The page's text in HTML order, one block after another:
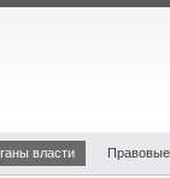
власти